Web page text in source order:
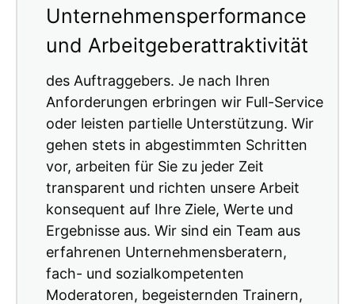
Unternehmensperformance
und Arbeitgeberattraktivität
des Auftraggebers. Je nach Ihren
Anforderungen erbringen wir Full-Service
oder leisten partielle Unterstützung. Wir
gehen stets in abgestimmten Schritten
vor, arbeiten für Sie zu jeder Zeit
transparent und richten unsere Arbeit
konsequent auf Ihre Ziele, Werte und
Ergebnisse aus. Wir sind ein Team aus
erfahrenen Unternehmensberatern,
fach- und sozialkompetenten
Moderatoren, begeisternden Trainern,